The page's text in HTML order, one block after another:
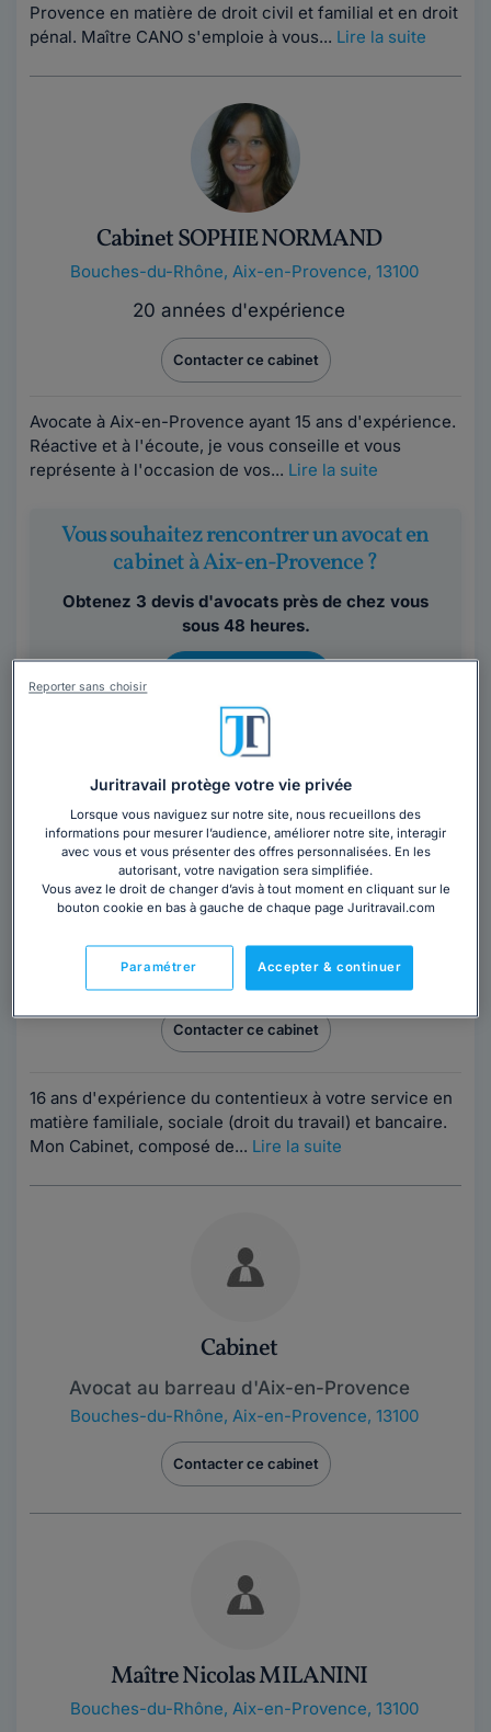
Provence en matière de droit civil et familial et en droit
pénal. Maître CANO s'emploie à vous... Lire la suite
Cabinet SOPHIE NORMAND
Bouches-du-Rhône, Aix-en-Provence, 13100
20 années d'expérience
Contacter ce cabinet
Avocate à Aix-en-Provence ayant 15 ans d'expérience.
Réactive et à l'écoute, je vous conseille et vous
représente à l'occasion de vos... Lire la suite
Vous souhaitez rencontrer un avocat en
cabinet à Aix-en-Provence ?
Obtenez 3 devis d'avocats près de chez vous
sous 48 heures.
Cabinet FONTANA
Avocat au barreau d'Aix-en-Provence
Aix-en-Provence, 13100
Contacter ce cabinet
16 ans d'expérience du contentieux à votre service en
matière familiale, sociale (droit du travail) et bancaire.
Mon Cabinet, composé de... Lire la suite
Cabinet
Avocat au barreau d'Aix-en-Provence
Bouches-du-Rhône, Aix-en-Provence, 13100
Contacter ce cabinet
Maître Nicolas MILANINI
Bouches-du-Rhône, Aix-en-Provence, 13100
Juritravail protège votre vie privée
Lorsque vous naviguez sur notre site, nous recueillons des
informations pour mesurer l’audience, améliorer notre site, interagir
avec vous et vous présenter des offres personnalisées. En les
autorisant, votre navigation sera simplifiée.
Vous avez le droit de changer d’avis à tout moment en cliquant sur le
bouton cookie en bas à gauche de chaque page Juritravail.com
Accepter & continuer
Paramétrer
Reporter sans choisir